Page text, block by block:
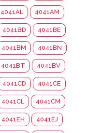
4041AL 4041AM
4041BD 4041BE
4041BM 4041BN
4041BT 4041BV
4041CD 4041CE
4041CL 4041CM
4041EH 4041EJ